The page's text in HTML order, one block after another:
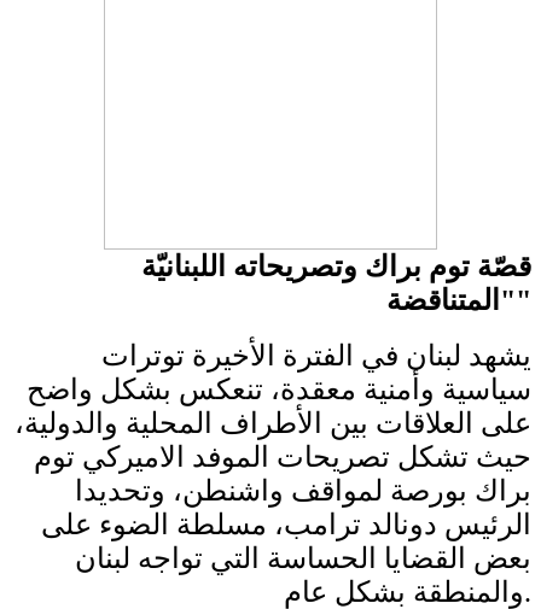
قصّة توم براك وتصريحاته اللبنانيّة
"المتناقضة"
يشهد لبنان في الفترة الأخيرة توترات
سياسية وأمنية معقدة، تنعكس بشكل واضح
على العلاقات بين الأطراف المحلية والدولية،
حيث تشكل تصريحات الموفد الاميركي توم
براك بورصة لمواقف واشنطن، وتحديدا
الرئيس دونالد ترامب، مسلطة الضوء على
بعض القضايا الحساسة التي تواجه لبنان
والمنطقة بشكل عام.